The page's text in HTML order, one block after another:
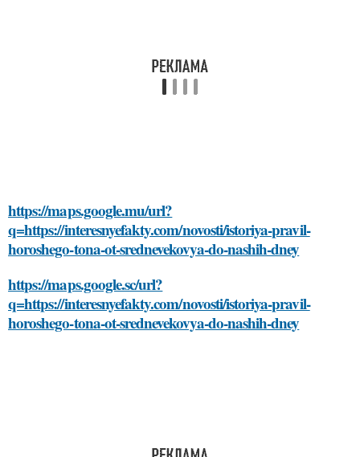
https://maps.google.mu/url?
q=https://interesnyefakty.com/novosti/istoriya-pravil-
horoshego-tona-ot-srednevekovya-do-nashih-dney
https://maps.google.sc/url?
q=https://interesnyefakty.com/novosti/istoriya-pravil-
horoshego-tona-ot-srednevekovya-do-nashih-dney